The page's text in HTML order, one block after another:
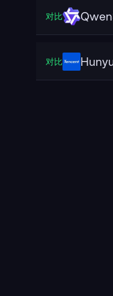
对比
对比